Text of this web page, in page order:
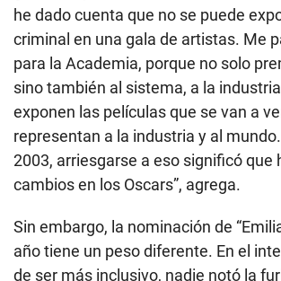
he dado cuenta que no se puede
criminal en una gala de artistas. Me
para la Academia, porque no solo
sino también al sistema, a la
exponen las películas que se van a
representan a la industria y al
2003, arriesgarse a eso significó que
cambios en los Oscars”, agrega.
Sin embargo, la nominación de
año tiene un peso diferente. En el
de ser más inclusivo, nadie notó la